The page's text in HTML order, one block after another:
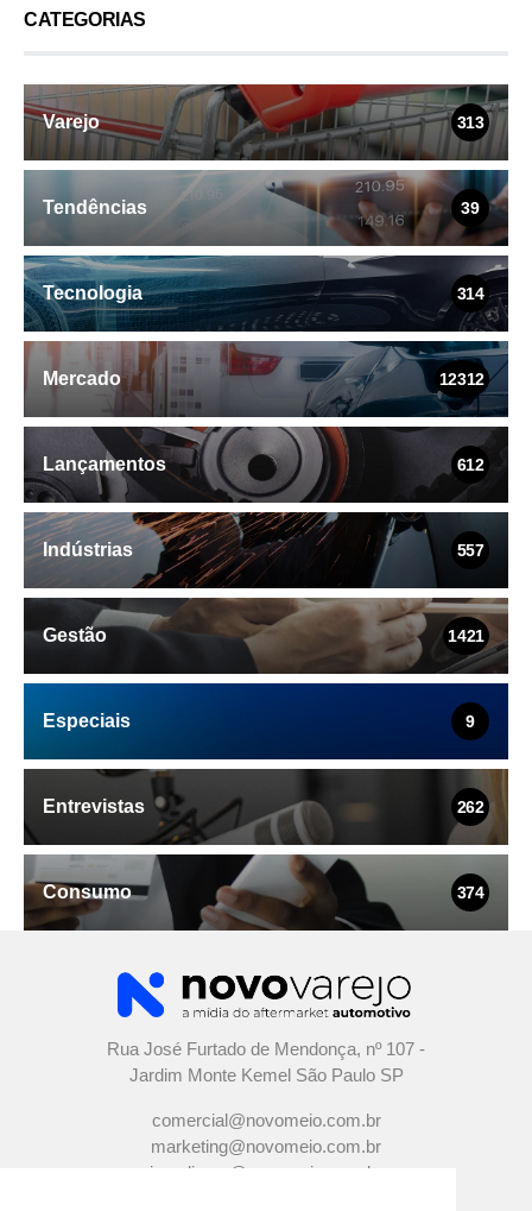
CATEGORIAS
Varejo 313
Tendências 39
Tecnologia 314
Mercado 12312
Lançamentos 612
Indústrias 557
Gestão 1421
Especiais 9
Entrevistas 262
Consumo 374
Rua José Furtado de Mendonça, nº 107 -
Jardim Monte Kemel São Paulo SP
comercial@novomeio.com.br
marketing@novomeio.com.br
jornalismo@novomeio.com.br